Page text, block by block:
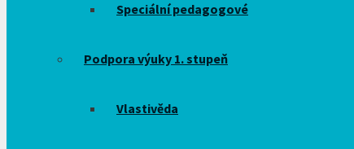
Speciální pedagogové
Podpora výuky 1. stupeň
Vlastivěda